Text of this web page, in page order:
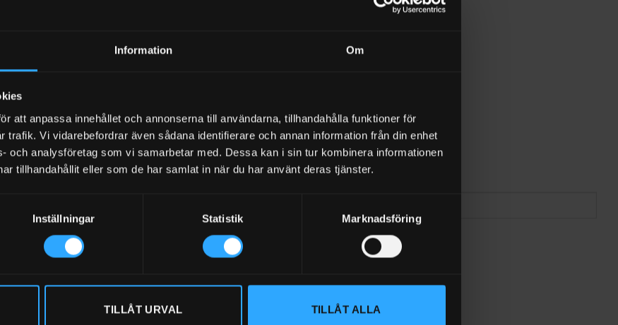
Information Om
att anpassa innehållet och annonserna till användarna, tillhandahålla funktioner för
trafik. Vi vidarebefordrar även sådana identifierare och annan information från din enhet
och analysföretag som vi samarbetar med. Dessa kan i sin tur kombinera informationen
tillhandahållit eller som de har samlat in när du har använt deras tjänster.
Inställningar Statistik Marknadsföring
TILLÅT URVAL TILLÅT ALLA
Dieseltank 1200 liter Kingspan FuelMaster
Art.nr: CU70AVPKT
70 l/min Molnbaserad dieselpump